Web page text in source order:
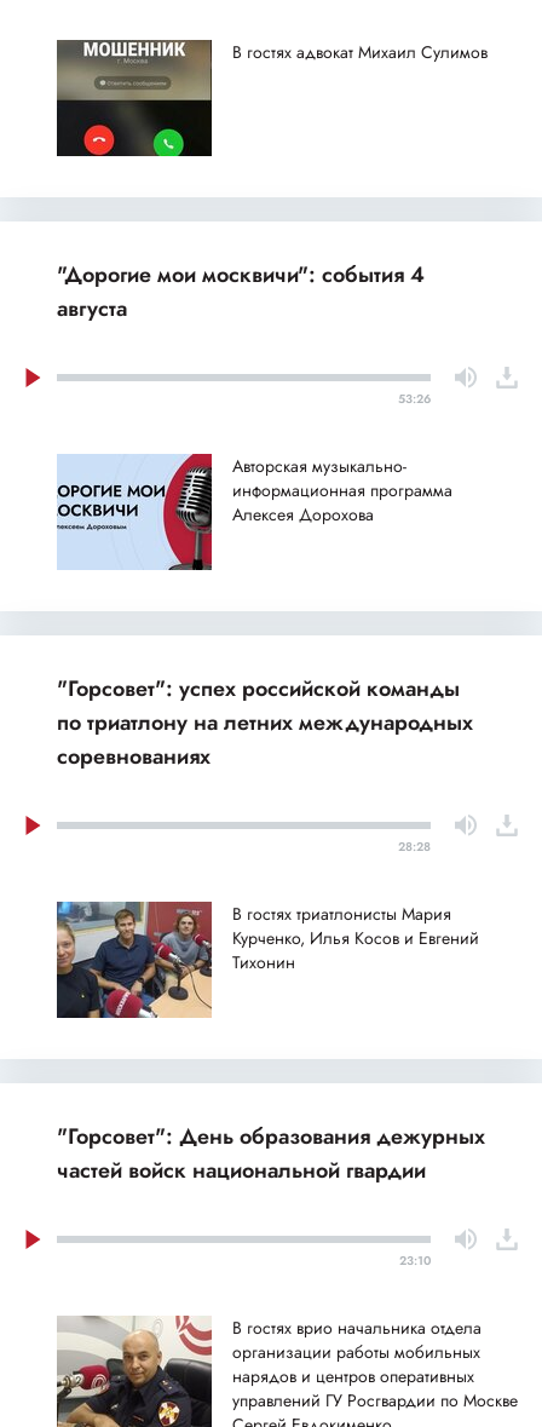
В гостях адвокат Михаил Сулимов
"Дорогие мои москвичи": события 4
августа
53:26
Авторская музыкально-
информационная программа
Алексея Дорохова
"Горсовет": успех российской команды
по триатлону на летних международных
соревнованиях
28:28
В гостях триатлонисты Мария
Курченко, Илья Косов и Евгений
Тихонин
"Горсовет": День образования дежурных
частей войск национальной гвардии
23:10
В гостях врио начальника отдела
организации работы мобильных
нарядов и центров оперативных
управлений ГУ Росгвардии по Москве